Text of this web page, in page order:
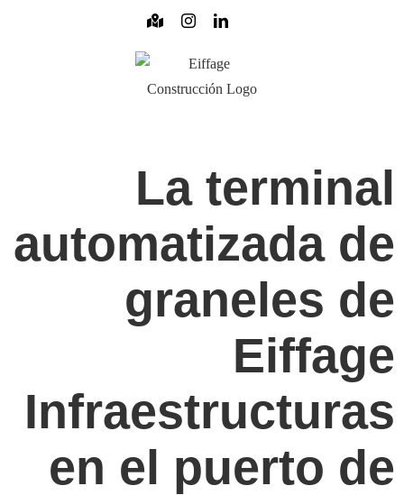
MapaInstagramLinkedIn
La terminal
automatizada de
graneles de
Eiffage
Infraestructuras
en el puerto de